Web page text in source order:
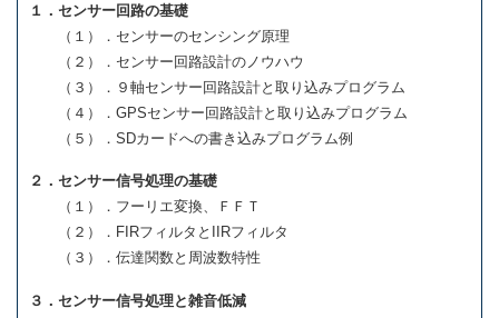
１．センサー回路の基礎
（１）．センサーのセンシング原理
（２）．センサー回路設計のノウハウ
（３）．９軸センサー回路設計と取り込みプログラム
（４）．GPSセンサー回路設計と取り込みプログラム
（５）．SDカードへの書き込みプログラム例
２．センサー信号処理の基礎
（１）．フーリエ変換、ＦＦＴ
（２）．FIRフィルタとIIRフィルタ
（３）．伝達関数と周波数特性
３．センサー信号処理と雑音低減